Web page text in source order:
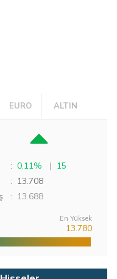
EURO ALTIN
: 0,11% | 15
: 13.708
: 13.688
En Yüksek
13.780